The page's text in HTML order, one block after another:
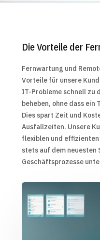
Die Vorteile der
Fernwartung und
Vorteile für unsere
IT-Probleme schnell zu
beheben, ohne dass ein
Dies spart Zeit und
Ausfallzeiten. Unsere
flexiblen und
stets auf dem neuesten
Geschäftsprozesse